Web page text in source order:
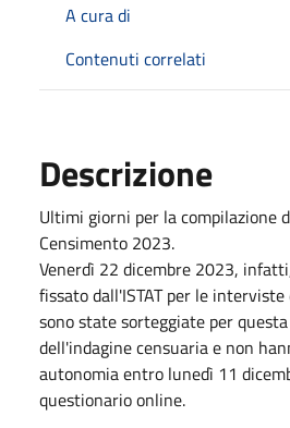
A cura di
Contenuti correlati
Descrizione
Ultimi giorni per la compilazione
Censimento 2023.
Venerdì 22 dicembre 2023,
fissato dall'ISTAT per le
sono state sorteggiate per
dell'indagine censuaria e non
autonomia entro lunedì 11
questionario online.